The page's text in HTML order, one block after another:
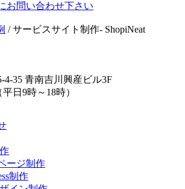
お問い合わせ下さい
/ サービスサイト制作- ShopiNeat
4-35 青南吉川興産ビル3F
日9時～18時）
ージ制作
制作